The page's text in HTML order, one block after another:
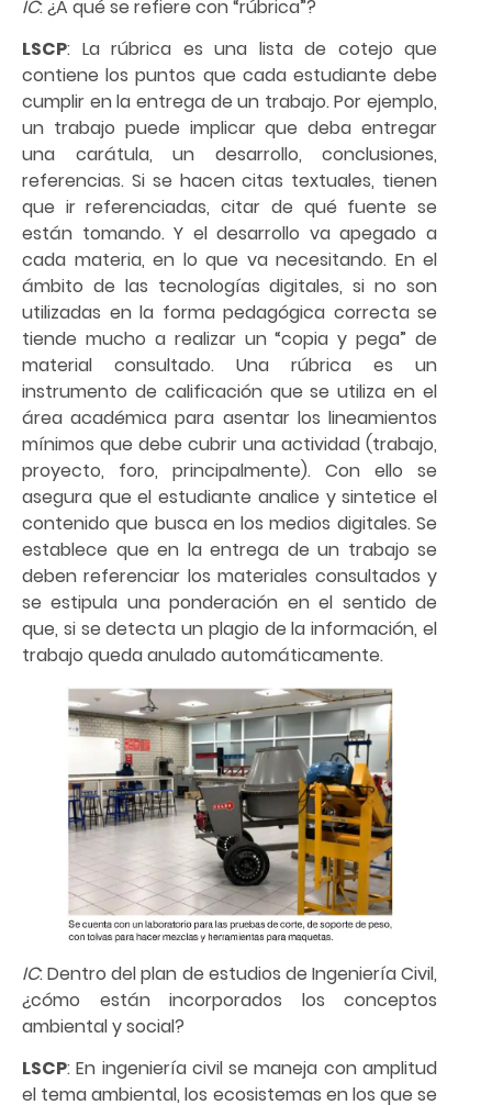
IC: ¿A qué se refiere con “rúbrica”?
LSCP: La rúbrica es una lista de cotejo que
contiene los puntos que cada estudiante debe
cumplir en la entrega de un trabajo. Por ejemplo,
un trabajo puede implicar que deba entregar
una carátula, un desarrollo, conclusiones,
referencias. Si se hacen citas textuales, tienen
que ir referenciadas, citar de qué fuente se
están tomando. Y el desarrollo va apegado a
cada materia, en lo que va necesitando. En el
ámbito de las tecnologías digitales, si no son
utilizadas en la forma pedagógica correcta se
tiende mucho a realizar un “copia y pega” de
material consultado. Una rúbrica es un
instrumento de calificación que se utiliza en el
área académica para asentar los lineamientos
mínimos que debe cubrir una actividad (trabajo,
proyecto, foro, principalmente). Con ello se
asegura que el estudiante analice y sintetice el
contenido que busca en los medios digitales. Se
establece que en la entrega de un trabajo se
deben referenciar los materiales consultados y
se estipula una ponderación en el sentido de
que, si se detecta un plagio de la información, el
trabajo queda anulado automáticamente.
IC: Dentro del plan de estudios de Ingeniería Civil,
¿cómo están incorporados los conceptos
ambiental y social?
LSCP: En ingeniería civil se maneja con amplitud
el tema ambiental, los ecosistemas en los que se